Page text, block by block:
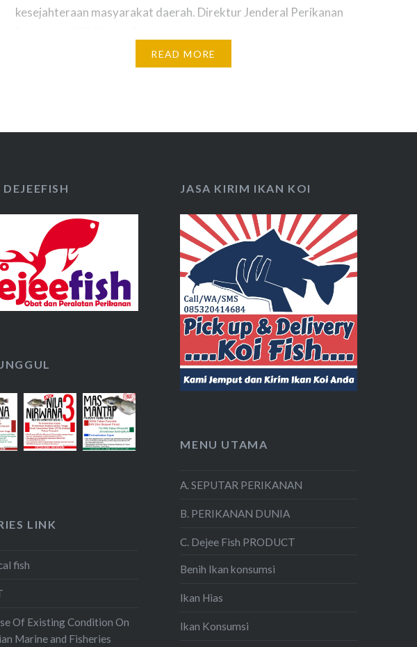
kesejahteraan masyarakat daerah. Direktur Jenderal Perikanan
kementerian melakukan pengembangan. Salah satunya lewat
Unit Pelaksana Tugas (UPT) Balai Pengembangan Perikanan
mendongkrak…
READ MORE
JASA KIRIM IKAN KOI
MENU UTAMA
A. SEPUTAR PERIKANAN
B. PERIKANAN DUNIA
C. Dejee Fish PRODUCT
Benih Ikan konsumsi
Ikan Hias
Ikan Konsumsi
LINK
fish
Of Existing Condition On
Marine and Fisheries